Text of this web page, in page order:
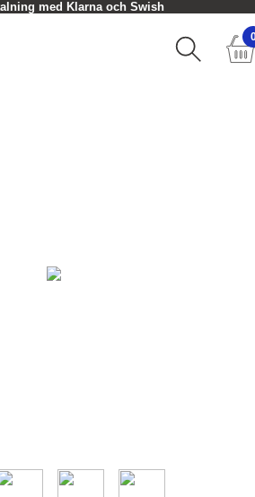
med Klarna och Swish